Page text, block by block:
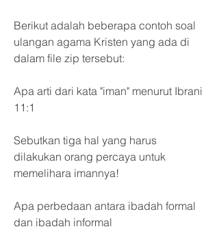
Berikut adalah beberapa contoh soal
ulangan agama Kristen yang ada di
dalam file zip tersebut:
Apa arti dari kata "iman" menurut Ibrani
11:1
Sebutkan tiga hal yang harus
dilakukan orang percaya untuk
memelihara imannya!
Apa perbedaan antara ibadah formal
dan ibadah informal